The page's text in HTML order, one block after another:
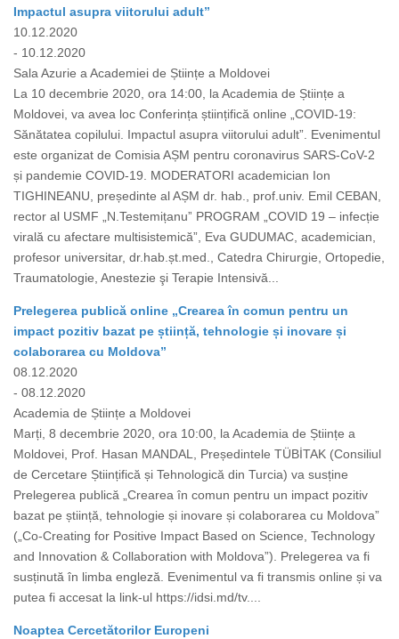
Impactul asupra viitorului adult”
10.12.2020
- 10.12.2020
Sala Azurie a Academiei de Științe a Moldovei
La 10 decembrie 2020, ora 14:00, la Academia de Științe a
Moldovei, va avea loc Conferința științifică online „COVID-19:
Sănătatea copilului. Impactul asupra viitorului adult”. Evenimentul
este organizat de Comisia AȘM pentru coronavirus SARS-CoV-2
și pandemie COVID-19. MODERATORI academician Ion
TIGHINEANU, președinte al AȘM dr. hab., prof.univ. Emil CEBAN,
rector al USMF „N.Testemițanuˮ PROGRAM „COVID 19 – infecție
virală cu afectare multisistemică”, Eva GUDUMAC, academician,
profesor universitar, dr.hab.șt.med., Catedra Chirurgie, Ortopedie,
Traumatologie, Anestezie şi Terapie Intensivă...
Prelegerea publică online „Crearea în comun pentru un
impact pozitiv bazat pe știință, tehnologie și inovare și
colaborarea cu Moldova”
08.12.2020
- 08.12.2020
Academia de Științe a Moldovei
Marți, 8 decembrie 2020, ora 10:00, la Academia de Științe a
Moldovei, Prof. Hasan MANDAL, Președintele TÜBİTAK (Consiliul
de Cercetare Științifică și Tehnologică din Turcia) va susține
Prelegerea publică „Crearea în comun pentru un impact pozitiv
bazat pe știință, tehnologie și inovare și colaborarea cu Moldova”
(„Co-Creating for Positive Impact Based on Science, Technology
and Innovation & Collaboration with Moldova”). Prelegerea va fi
susținută în limba engleză. Evenimentul va fi transmis online și va
putea fi accesat la link-ul https://idsi.md/tv....
Noaptea Cercetătorilor Europeni